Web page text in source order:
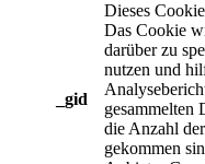
_gid
Dieses
Das Cookie
darüber zu
nutzen und
gesammelten
die Anzahl
gekommen